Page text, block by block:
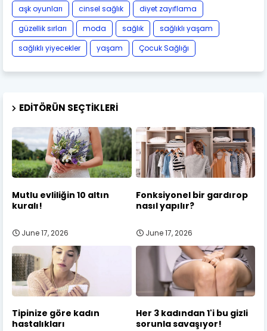
aşk oyunları
cinsel sağlık
diyet zayıflama
güzellik sırları
moda sağlık
sağlıklı yaşam
sağlıklı yiyecekler
yaşam Çocuk Sağlığı
EDITÖRÜN SEÇTIKLERI
Mutlu evliliğin 10 altın
kuralı!
June 17, 2026
Fonksiyonel bir gardırop
nasıl yapılır?
June 17, 2026
Tipinize göre kadın
hastalıkları
Her 3 kadından 1'i bu gizli
sorunla savaşıyor!